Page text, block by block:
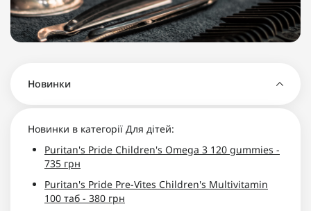
імунітету,
гормонального
балансу,
також із
вітамінних
комплексів
для
А і чом..
вірусами та
бактеріями,
підвищує
активність
Новинки
Новинки в категорії Для дітей:
Puritan's Pride Children's Omega 3 120 gummies -
735 грн
Puritan's Pride Pre-Vites Children's Multivitamin
100 таб - 380 грн